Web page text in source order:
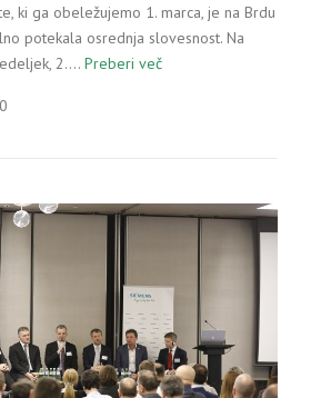
ki ga obeležujemo 1. marca, je na Brdu
potekala osrednja slovesnost. Na
2.… Preberi več